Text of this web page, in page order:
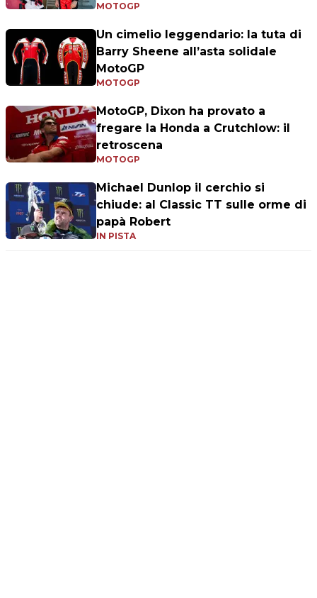
MOTOGP
Un cimelio leggendario: la tuta di
Barry Sheene all’asta solidale
MotoGP
MOTOGP
MotoGP, Dixon ha provato a
fregare la Honda a Crutchlow: il
retroscena
MOTOGP
Michael Dunlop il cerchio si
chiude: al Classic TT sulle orme di
papà Robert
IN PISTA